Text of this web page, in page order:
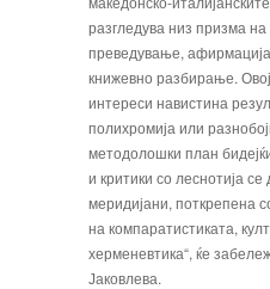
разгледува низ призма на
преведување,
книжевно разбирање.
интереси навистина
полихромија или
методолошки план
и критики со леснотија
меридијани, поткрепена
на компаратистиката,
херменевтика“, ќе
Јаковлева.